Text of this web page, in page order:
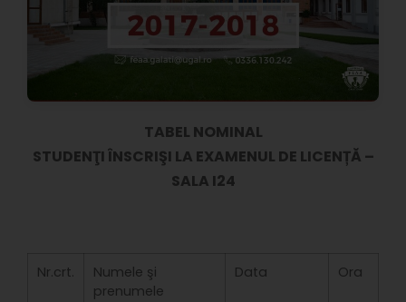
TABEL NOMINAL
STUDENŢI ÎNSCRIŞI LA EXAMENUL DE LICENȚĂ –
SALA I24
Nr.crt.
Numele şi
prenumele
Data Ora